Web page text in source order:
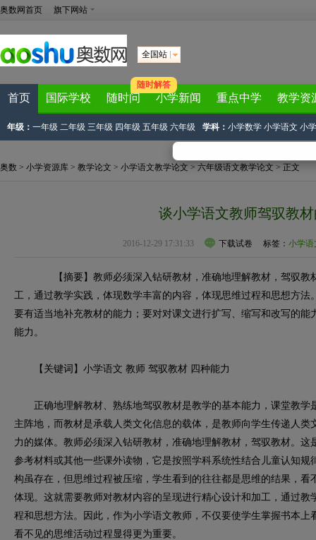
奥数网首页 旗下网站
全国站
首页 国际学校 随时问
随时解答
小学新闻 重点中学 教学资
年级： 一年级 二年级 三年级 四年级 五年级 六年级 学科： 小学数学 小学语文 小
奥数 > 小学资源库 > 教学论文 > 小学语文教学论文 > 六年级语文教学论文 > 正文
谈小学语文教师驾驭教
2016-12-29 17:31:33 下载试卷 标签： 小学语
【摘要】教师必须深入钻研教材，准确地理解教材，驾驭教
工，通过教学实践，体现数学丰富的内容，体现思维过程和思想方
要有适当地补充教材的能力；要对对课文进行扩写、缩写和改写的
能力。
【关键词】小学语文 教师 驾驭教材 四种能力
正确地理解教材、熟练地驾驭教材是教学的基本能力，课堂教学
主阵地，而教材是承载人类文化信息的载体，是教师向学生传递人
力的媒体。教师必须深入钻研教材，准确地理解教材，驾驭教材。
参考材料或其他一些课外读物，它是按照学科系统性结合儿童认知
构虽存在，但思维过程被压缩，学生看到的往往都是思维的结果，
体现。这就需要教师对教材内容的呈现进行精心设计和加工，通过
程和思想方法。因此，作为小学语文教师，不仅要使学生掌握书本
看不见的思维活动过程显得更为重要。